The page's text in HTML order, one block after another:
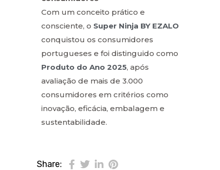
Com um conceito prático e
consciente, o Super Ninja BY EZALO
conquistou os consumidores
portugueses e foi distinguido como
Produto do Ano 2025, após
avaliação de mais de 3.000
consumidores em critérios como
inovação, eficácia, embalagem e
sustentabilidade.
Share: